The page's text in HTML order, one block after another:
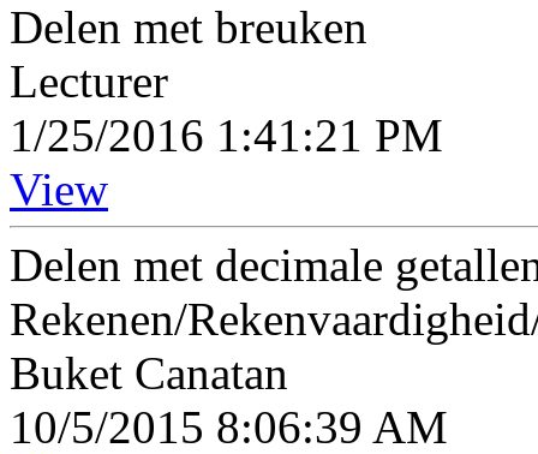
Delen met breuken
Lecturer
1/25/2016 1:41:21 PM
View
Delen met decimale
Rekenen/
Buket Canatan
10/5/2015 8:06:39 AM